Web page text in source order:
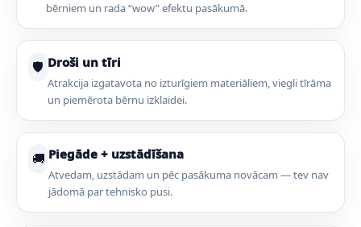
bērniem un rada “wow” efektu pasākumā.
🛡️ Droši un tīri
Atrakcija izgatavota no izturīgiem materiāliem, viegli tīrāma
un piemērota bērnu izklaidei.
🚚 Piegāde + uzstādīšana
Atvedam, uzstādam un pēc pasākuma novācam — tev nav
jādomā par tehnisko pusi.